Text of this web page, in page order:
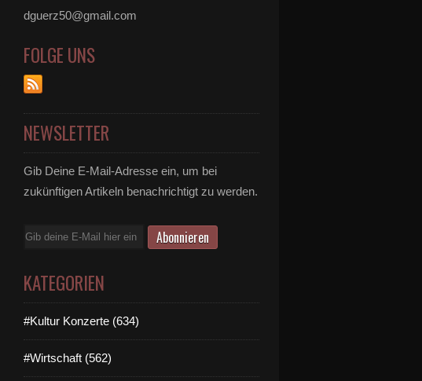
dguerz50@gmail.com
FOLGE UNS
NEWSLETTER
Gib Deine E-Mail-Adresse ein, um bei
zukünftigen Artikeln benachrichtigt zu werden.
E-
KATEGORIEN
#Kultur Konzerte (634)
#Wirtschaft (562)